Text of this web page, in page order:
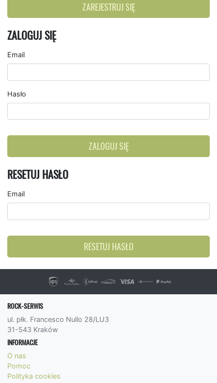
ZAREJESTRUJ SIĘ
ZALOGUJ SIĘ
Email
Hasło
ZALOGUJ SIĘ
RESETUJ HASŁO
Email
RESETUJ HASŁO
ROCK-SERWIS
ul. płk. Francesco Nullo 28/LU3
31-543 Kraków
INFORMACJE
O nas
Pomoc
Polityka cookies